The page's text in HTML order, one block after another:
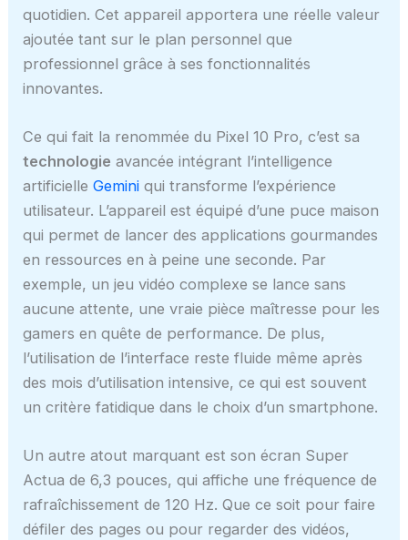
quotidien. Cet appareil apportera une réelle valeur
ajoutée tant sur le plan personnel que
professionnel grâce à ses fonctionnalités
innovantes.
Ce qui fait la renommée du Pixel 10 Pro, c’est sa
technologie avancée intégrant l’intelligence
artificielleGemini qui transforme l’expérience
utilisateur. L’appareil est équipé d’une puce maison
qui permet de lancer des applications gourmandes
en ressources en à peine une seconde. Par
exemple, un jeu vidéo complexe se lance sans
aucune attente, une vraie pièce maîtresse pour les
gamers en quête de performance. De plus,
l’utilisation de l’interface reste fluide même après
des mois d’utilisation intensive, ce qui est souvent
un critère fatidique dans le choix d’un smartphone.
Un autre atout marquant est son écran Super
Actua de 6,3 pouces, qui affiche une fréquence de
rafraîchissement de 120 Hz. Que ce soit pour faire
défiler des pages ou pour regarder des vidéos,